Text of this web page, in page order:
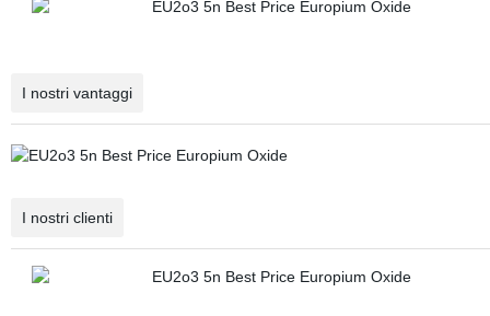
I nostri vantaggi
I nostri clienti